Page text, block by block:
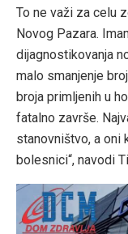
To ne važi za celu
Novog Pazara.
dijagnostikovanja
malo smanjenje
broja primljenih u
fatalno završe.
stanovništvo, a oni
bolesnici“, navodi